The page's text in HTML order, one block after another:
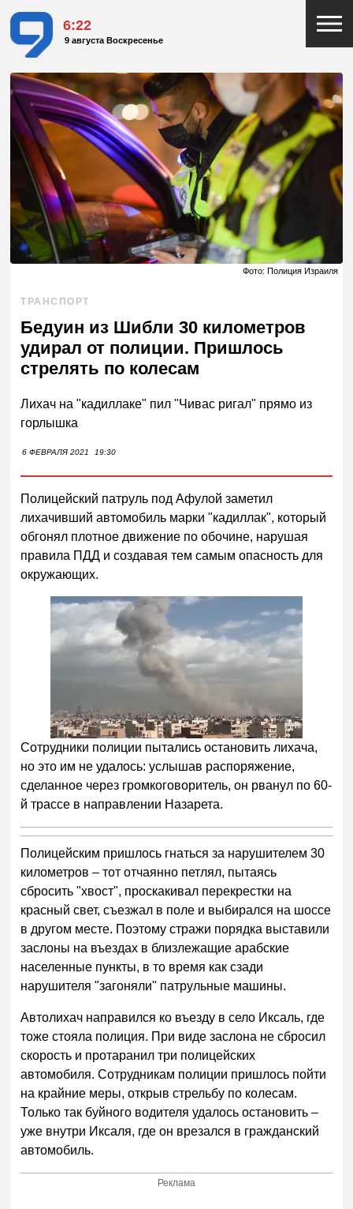
6:22
9 августа Воскресенье
Фото: Полиция Израиля
ТРАНСПОРТ
Бедуин из Шибли 30 километров
удирал от полиции. Пришлось
стрелять по колесам
Лихач на "кадиллаке" пил "Чивас ригал" прямо из
горлышка
6 ФЕВРАЛЯ 2021 19:30
Полицейский патруль под Афулой заметил
лихачивший автомобиль марки "кадиллак", который
обгонял плотное движение по обочине, нарушая
правила ПДД и создавая тем самым опасность для
окружающих.
Сотрудники полиции пытались остановить лихача,
но это им не удалось: услышав распоряжение,
сделанное через громкоговоритель, он рванул по 60-
й трассе в направлении Назарета.
Полицейским пришлось гнаться за нарушителем 30
километров – тот отчаянно петлял, пытаясь
сбросить "хвост", проскакивал перекрестки на
красный свет, съезжал в поле и выбирался на шоссе
в другом месте. Поэтому стражи порядка выставили
заслоны на въездах в близлежащие арабские
населенные пункты, в то время как сзади
нарушителя "загоняли" патрульные машины.
Автолихач направился ко въезду в село Иксаль, где
тоже стояла полиция. При виде заслона не сбросил
скорость и протаранил три полицейских
автомобиля. Сотрудникам полиции пришлось пойти
на крайние меры, открыв стрельбу по колесам.
Только так буйного водителя удалось остановить –
уже внутри Иксаля, где он врезался в гражданский
автомобиль.
Реклама